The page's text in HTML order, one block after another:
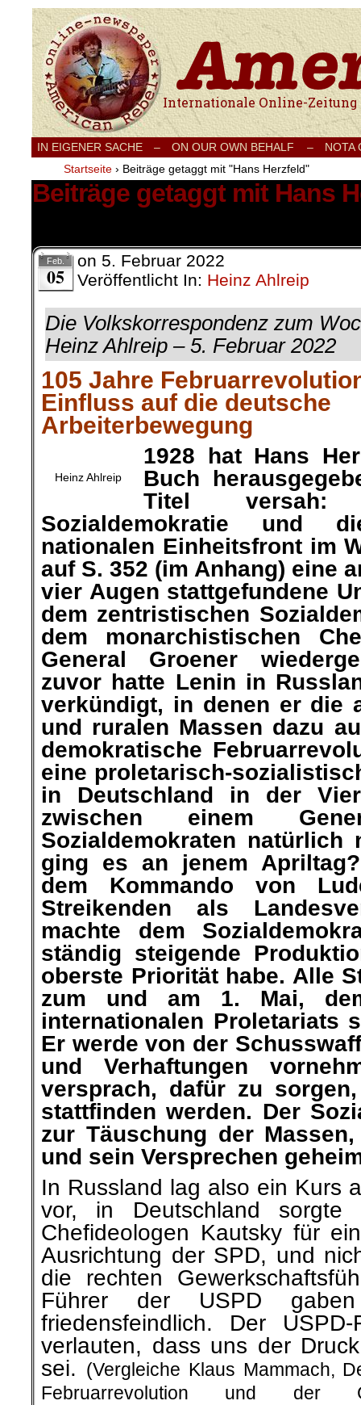
Internationale Onlinezeitung für Frieden,
IN EIGENER SACHE – ON OUR OWN BEHALF –
NOTA
Startseite › Beiträge getaggt mit "Hans Herzfeld"
Beiträge getaggt mit Hans
Feb.
05
on 5. Februar 2022
Veröffentlicht In: Heinz Ahlreip
Die Volkskorrespondenz zum
Heinz Ahlreip – 5. Februar 2022
105 Jahre
Einfluss auf die deutsche
Arbeiterbewegung
Heinz Ahlreip
1928 hat Hans
Buch
Titel versah:
Sozialdemokratie und
nationalen Einheitsfront im
auf S. 352 (im Anhang) eine
vier Augen stattgefundene
dem zentristischen
dem monarchistischen
General Groener
zuvor hatte Lenin in
verkündigt, in denen er die
und ruralen Massen dazu
demokratische
eine proletarisch-
in Deutschland in der
zwischen einem
Sozialdemokraten natürlich
ging es an jenem
dem Kommando von
Streikenden als
machte dem
ständig steigende
oberste Priorität habe. Alle
zum und am 1. Mai,
internationalen Proletariats
Er werde von der
und Verhaftungen
versprach, dafür zu
stattfinden werden. Der
zur Täuschung der
und sein Versprechen
In Russland lag also ein Kurs
vor, in Deutschland
Chefideologen Kautsky für
Ausrichtung der SPD, und
die rechten
Führer der USPD
friedensfeindlich. Der
verlauten, dass uns der
sei. (Vergleiche Klaus Mammach,
Februarrevolution und der